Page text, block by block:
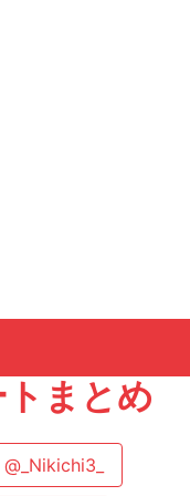
まとめ
@_Nikichi3_